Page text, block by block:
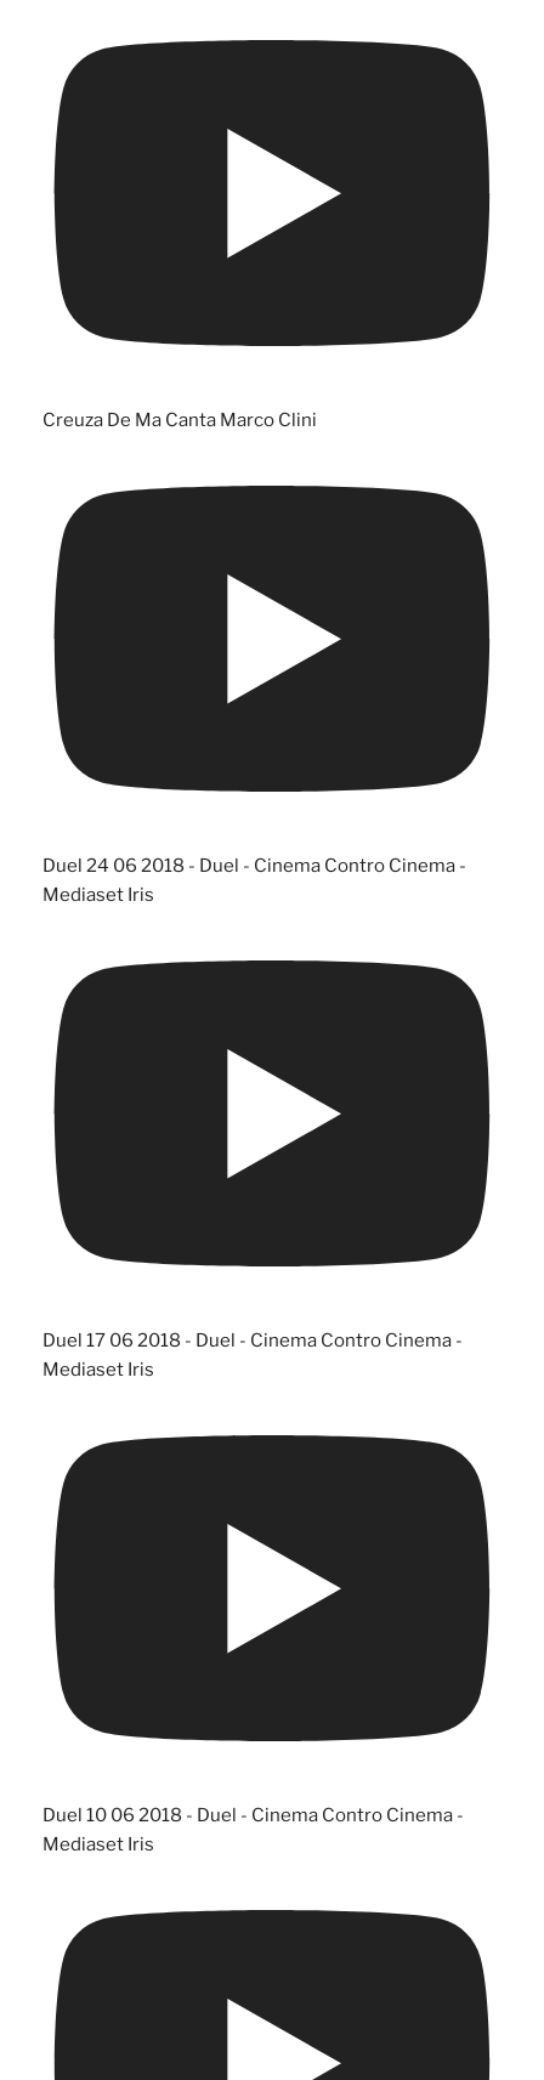
Creuza De Ma Canta Marco Clini
Duel 24 06 2018 - Duel - Cinema Contro Cinema -
Mediaset Iris
Duel 17 06 2018 - Duel - Cinema Contro Cinema -
Mediaset Iris
Duel 10 06 2018 - Duel - Cinema Contro Cinema -
Mediaset Iris